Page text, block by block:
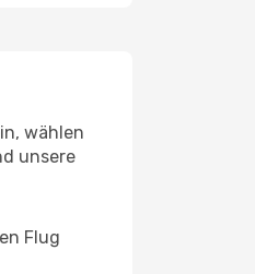
wählen
unsere
Flug